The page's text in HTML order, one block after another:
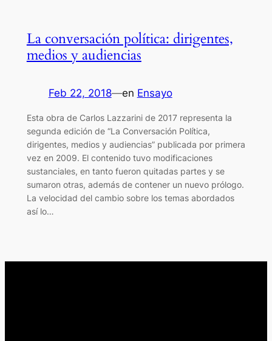
La conversación política: dirigentes,
medios y audiencias
Feb 22, 2018—en Ensayo
Esta obra de Carlos Lazzarini de 2017 representa la
segunda edición de “La Conversación Política,
dirigentes, medios y audiencias” publicada por primera
vez en 2009. El contenido tuvo modificaciones
sustanciales, en tanto fueron quitadas partes y se
sumaron otras, además de contener un nuevo prólogo.
La velocidad del cambio sobre los temas abordados
así lo…